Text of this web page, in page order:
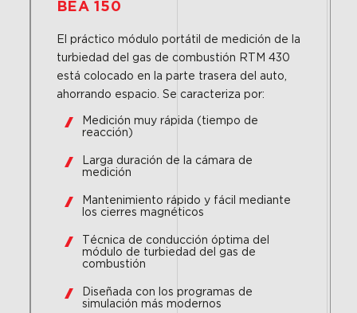
BEA 150
El práctico módulo portátil de medición de la
turbiedad del gas de combustión RTM 430
está colocado en la parte trasera del auto,
ahorrando espacio. Se caracteriza por:
Medición muy rápida (tiempo de
reacción)
Larga duración de la cámara de
medición
Mantenimiento rápido y fácil mediante
los cierres magnéticos
Técnica de conducción óptima del
módulo de turbiedad del gas de
combustión
Diseñada con los programas de
simulación más modernos